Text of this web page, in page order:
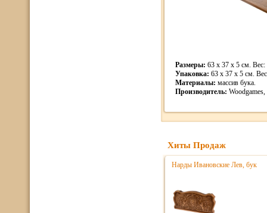
Размеры: 63 x 37 x 5 см. Вес:
Упаковка: 63 x 37 x 5 см.
Материалы: массив бука.
Производитель:
Хиты Продаж
Нарды Ивановские Лев, бук